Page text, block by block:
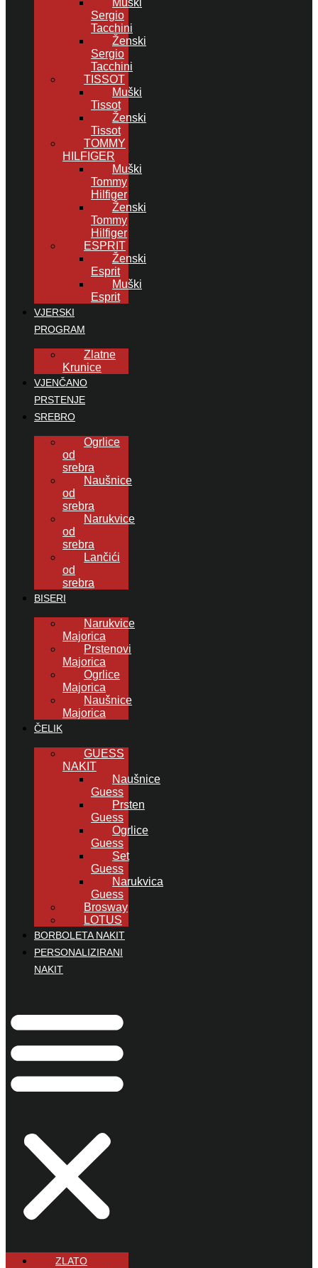
Muški
Sergio
Tacchini
Ženski
Sergio
Tacchini
TISSOT
Muški
Tissot
Ženski
Tissot
TOMMY
HILFIGER
Muški
Tommy
Hilfiger
Ženski
Tommy
Hilfiger
ESPRIT
Ženski
Esprit
Muški
Esprit
VJERSKI
PROGRAM
Zlatne
Krunice
VJENČANO
PRSTENJE
SREBRO
Ogrlice
od
srebra
Naušnice
od
srebra
Narukvice
od
srebra
Lančići
od
srebra
BISERI
Narukvice
Majorica
Prstenovi
Majorica
Ogrlice
Majorica
Naušnice
Majorica
ČELIK
GUESS
NAKIT
Naušnice
Guess
Prsten
Guess
Ogrlice
Guess
Set
Guess
Narukvica
Guess
Brosway
LOTUS
BORBOLETA NAKIT
PERSONALIZIRANI
NAKIT
ZLATO